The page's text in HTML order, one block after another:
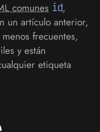
comunes id,
un artículo anterior,
frecuentes,
y están
etiqueta